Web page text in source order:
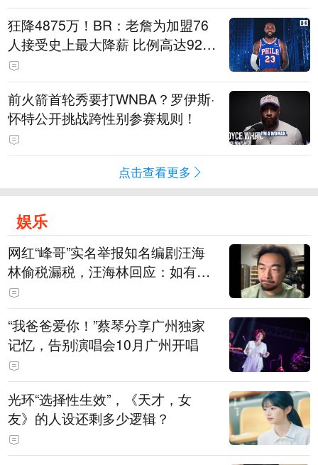
狂降4875万！BR：老詹为加盟76
人接受史上最大降薪 比例高达92.
6%
前火箭首轮秀要打WNBA？罗伊斯·
怀特公开挑战跨性别参赛规则！
点击查看更多
娱乐
网红“峰哥”实名举报知名编剧汪海
林偷税漏税，汪海林回应：如有违
法行为，相关机构自会进行评判和
处理，清者自清，无需一一回应
“我爸爸爱你！”蔡琴分享广州独家
记忆，告别演唱会10月广州开唱
光环“选择性生效”，《天才，女
友》的人设还剩多少逻辑？